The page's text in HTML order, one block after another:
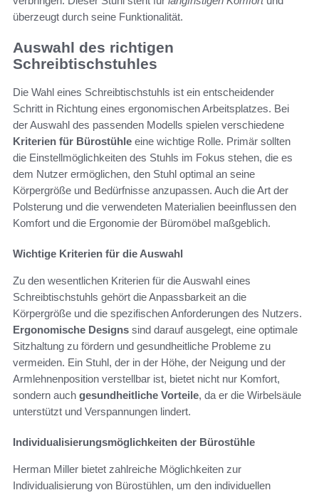
überzeugt durch seine Funktionalität.
Auswahl des richtigen
Schreibtischstuhles
Die Wahl eines Schreibtischstuhls ist ein entscheidender
Schritt in Richtung eines ergonomischen Arbeitsplatzes. Bei
der Auswahl des passenden Modells spielen verschiedene
Kriterien für Bürostühle eine wichtige Rolle. Primär sollten
die Einstellmöglichkeiten des Stuhls im Fokus stehen, die es
dem Nutzer ermöglichen, den Stuhl optimal an seine
Körpergröße und Bedürfnisse anzupassen. Auch die Art der
Polsterung und die verwendeten Materialien beeinflussen den
Komfort und die Ergonomie der Büromöbel maßgeblich.
Wichtige Kriterien für die Auswahl
Zu den wesentlichen Kriterien für die Auswahl eines
Schreibtischstuhls gehört die Anpassbarkeit an die
Körpergröße und die spezifischen Anforderungen des Nutzers.
Ergonomische Designs sind darauf ausgelegt, eine optimale
Sitzhaltung zu fördern und gesundheitliche Probleme zu
vermeiden. Ein Stuhl, der in der Höhe, der Neigung und der
Armlehnenposition verstellbar ist, bietet nicht nur Komfort,
sondern auch gesundheitliche Vorteile, da er die Wirbelsäule
unterstützt und Verspannungen lindert.
Individualisierungsmöglichkeiten der Bürostühle
Herman Miller bietet zahlreiche Möglichkeiten zur
Individualisierung von Bürostühlen, um den individuellen